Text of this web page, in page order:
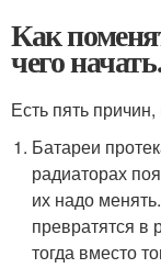
Как
чего
Есть пять
Батареи
радиаторах
их надо
превратятся в
тогда вместо